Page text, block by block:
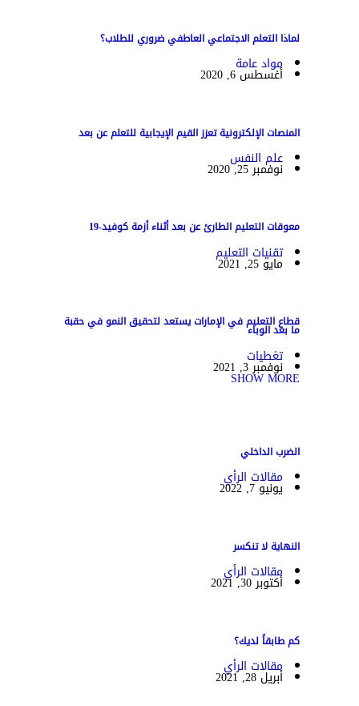
لماذا التعلم الاجتماعي العاطفي ضروري للطلاب؟
مواد عامة
أغسطس 6, 2020
المنصات الإلكترونية تعزز القيم الإيجابية للتعلم عن بعد
علم النفس
نوفمبر 25, 2020
معوقات التعليم الطارئ عن بعد أثناء أزمة كوفيد-19
تقنيات التعليم
مايو 25, 2021
قطاع التعليم في الإمارات يستعد لتحقيق النمو في حقبة
ما بعد الوباء
تغطيات
نوفمبر 3, 2021
SHOW MORE
الضرب الداخلي
مقالات الرأي
يونيو 7, 2022
النهاية لا تنكسر
مقالات الرأي
أكتوبر 30, 2021
كم طابقاً لديك؟
مقالات الرأي
أبريل 28, 2021